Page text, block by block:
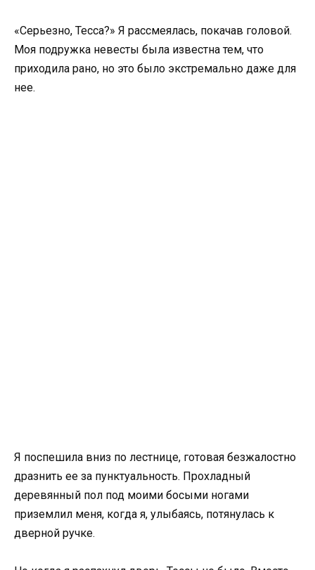
«Серьезно, Тесса?» Я рассмеялась, покачав головой.
Моя подружка невесты была известна тем, что
приходила рано, но это было экстремально даже для
нее.
Я поспешила вниз по лестнице, готовая безжалостно
дразнить ее за пунктуальность. Прохладный
деревянный пол под моими босыми ногами
приземлил меня, когда я, улыбаясь, потянулась к
дверной ручке.